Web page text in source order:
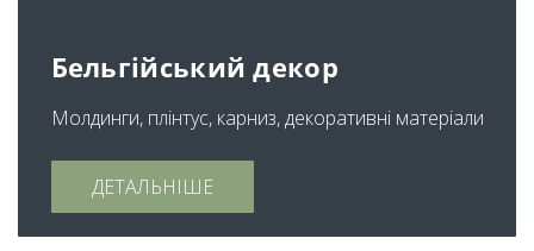
Бельгійський декор
Молдинги, плінтус, карниз, декоративні матеріали
ДЕТАЛЬНІШЕ